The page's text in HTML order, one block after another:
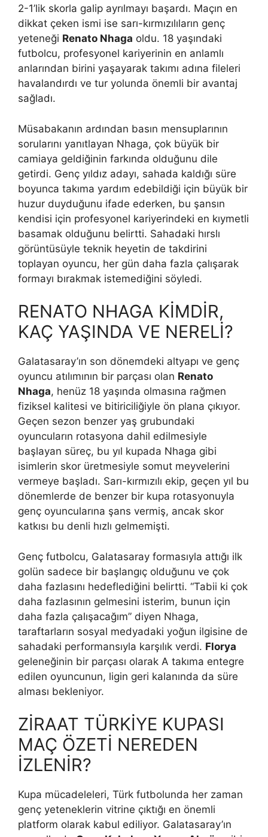
2-1’lik skorla galip ayrılmayı başardı. Maçın en
dikkat çeken ismi ise sarı-kırmızılıların genç
yeteneği Renato Nhaga oldu. 18 yaşındaki
futbolcu, profesyonel kariyerinin en anlamlı
anlarından birini yaşayarak takımı adına fileleri
havalandırdı ve tur yolunda önemli bir avantaj
sağladı.
Müsabakanın ardından basın mensuplarının
sorularını yanıtlayan Nhaga, çok büyük bir
camiaya geldiğinin farkında olduğunu dile
getirdi. Genç yıldız adayı, sahada kaldığı süre
boyunca takıma yardım edebildiği için büyük bir
huzur duyduğunu ifade ederken, bu şansın
kendisi için profesyonel kariyerindeki en kıymetli
basamak olduğunu belirtti. Sahadaki hırslı
görüntüsüyle teknik heyetin de takdirini
toplayan oyuncu, her gün daha fazla çalışarak
formayı bırakmak istemediğini söyledi.
RENATO NHAGA KİMDİR,
KAÇ YAŞINDA VE NERELİ?
Galatasaray’ın son dönemdeki altyapı ve genç
oyuncu atılımının bir parçası olan Renato
Nhaga, henüz 18 yaşında olmasına rağmen
fiziksel kalitesi ve bitiriciliğiyle ön plana çıkıyor.
Geçen sezon benzer yaş grubundaki
oyuncuların rotasyona dahil edilmesiyle
başlayan süreç, bu yıl kupada Nhaga gibi
isimlerin skor üretmesiyle somut meyvelerini
vermeye başladı. Sarı-kırmızılı ekip, geçen yıl bu
dönemlerde de benzer bir kupa rotasyonuyla
genç oyuncularına şans vermiş, ancak skor
katkısı bu denli hızlı gelmemişti.
Genç futbolcu, Galatasaray formasıyla attığı ilk
golün sadece bir başlangıç olduğunu ve çok
daha fazlasını hedeflediğini belirtti. “Tabii ki çok
daha fazlasının gelmesini isterim, bunun için
daha fazla çalışacağım” diyen Nhaga,
taraftarların sosyal medyadaki yoğun ilgisine de
sahadaki performansıyla karşılık verdi. Florya
geleneğinin bir parçası olarak A takıma entegre
edilen oyuncunun, ligin geri kalanında da süre
alması bekleniyor.
ZİRAAT TÜRKİYE KUPASI
MAÇ ÖZETİ NEREDEN
İZLENİR?
Kupa mücadeleleri, Türk futbolunda her zaman
genç yeteneklerin vitrine çıktığı en önemli
platform olarak kabul ediliyor. Galatasaray’ın